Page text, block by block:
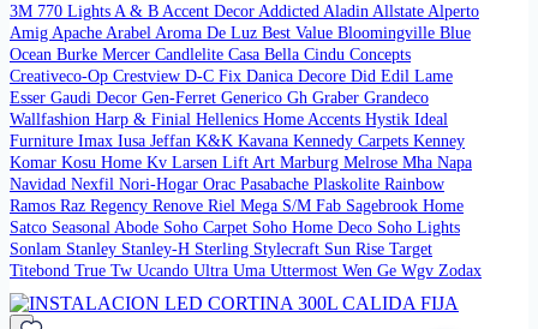
3M 770 LightsA & BAccent DecorAddictedAladinAllstateAlperto
AmigApacheArabelAroma De Luz Best Value Bloomingville Blue
Ocean Burke Mercer Candlelite Casa Bella Cindu Concepts
Creativeco-Op Crestview D-C Fix Danica Decore Did Edil Lame
Esser Gaudi Decor Gen-Ferret Generico Gh Graber Grandeco
Wallfashion Harp & Finial Hellenics Home Accents Hystik Ideal
Furniture Imax Iusa Jeffan K&K Kavana Kennedy Carpets Kenney
Komar Kosu Home Kv Larsen Lift Art Marburg Melrose Mha Napa
Navidad Nexfil Nori-Hogar Orac Pasabache Plaskolite Rainbow
Ramos Raz Regency Renove Riel Mega S/M Fab Sagebrook Home
Satco Seasonal Abode Soho Carpet Soho Home Deco Soho Lights
Sonlam Stanley Stanley-H Sterling Stylecraft Sun Rise Target
Titebond True Tw Ucando Ultra Uma Uttermost Wen Ge Wgv Zodax